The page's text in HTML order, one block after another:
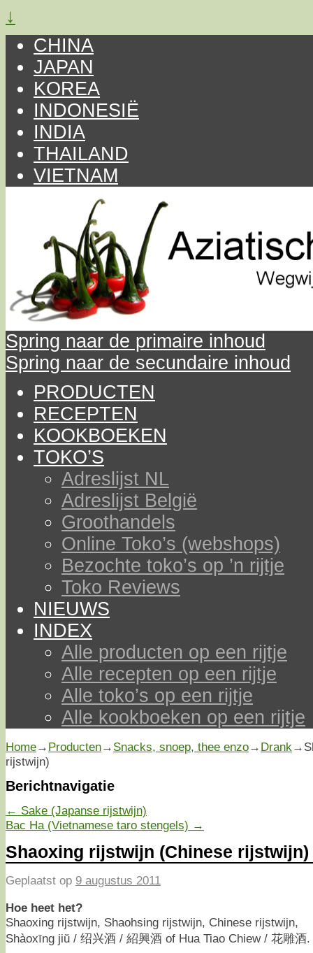
↓
CHINA
JAPAN
KOREA
INDONESIË
INDIA
THAILAND
VIETNAM
Spring naar de primaire inhoud
Spring naar de secundaire inhoud
PRODUCTEN
RECEPTEN
KOOKBOEKEN
TOKO’S
Adreslijst NL
Adreslijst België
Groothandels
Online Toko’s (webshops)
Bezochte toko’s op ’n rijtje
Toko Reviews
NIEUWS
INDEX
Alle producten op een rijtje
Alle recepten op een rijtje
Alle toko’s op een rijtje
Alle kookboeken op een rijtje
Home→ Producten→ Snacks, snoep, thee enzo→ Drank→
rijstwijn)
Berichtnavigatie
← Sake (Japanse rijstwijn)
Bac Ha (Vietnamese taro stengels) →
Shaoxing rijstwijn (Chinese rijstwijn)
Geplaatst op 9 augustus 2011
Hoe heet het?
Shaoxing rijstwijn, Shaohsing rijstwijn, Chinese rijstwijn,
Shàoxīng jiŭ / 绍兴酒 / 紹興酒 of Hua Tiao Chiew / 花雕酒.